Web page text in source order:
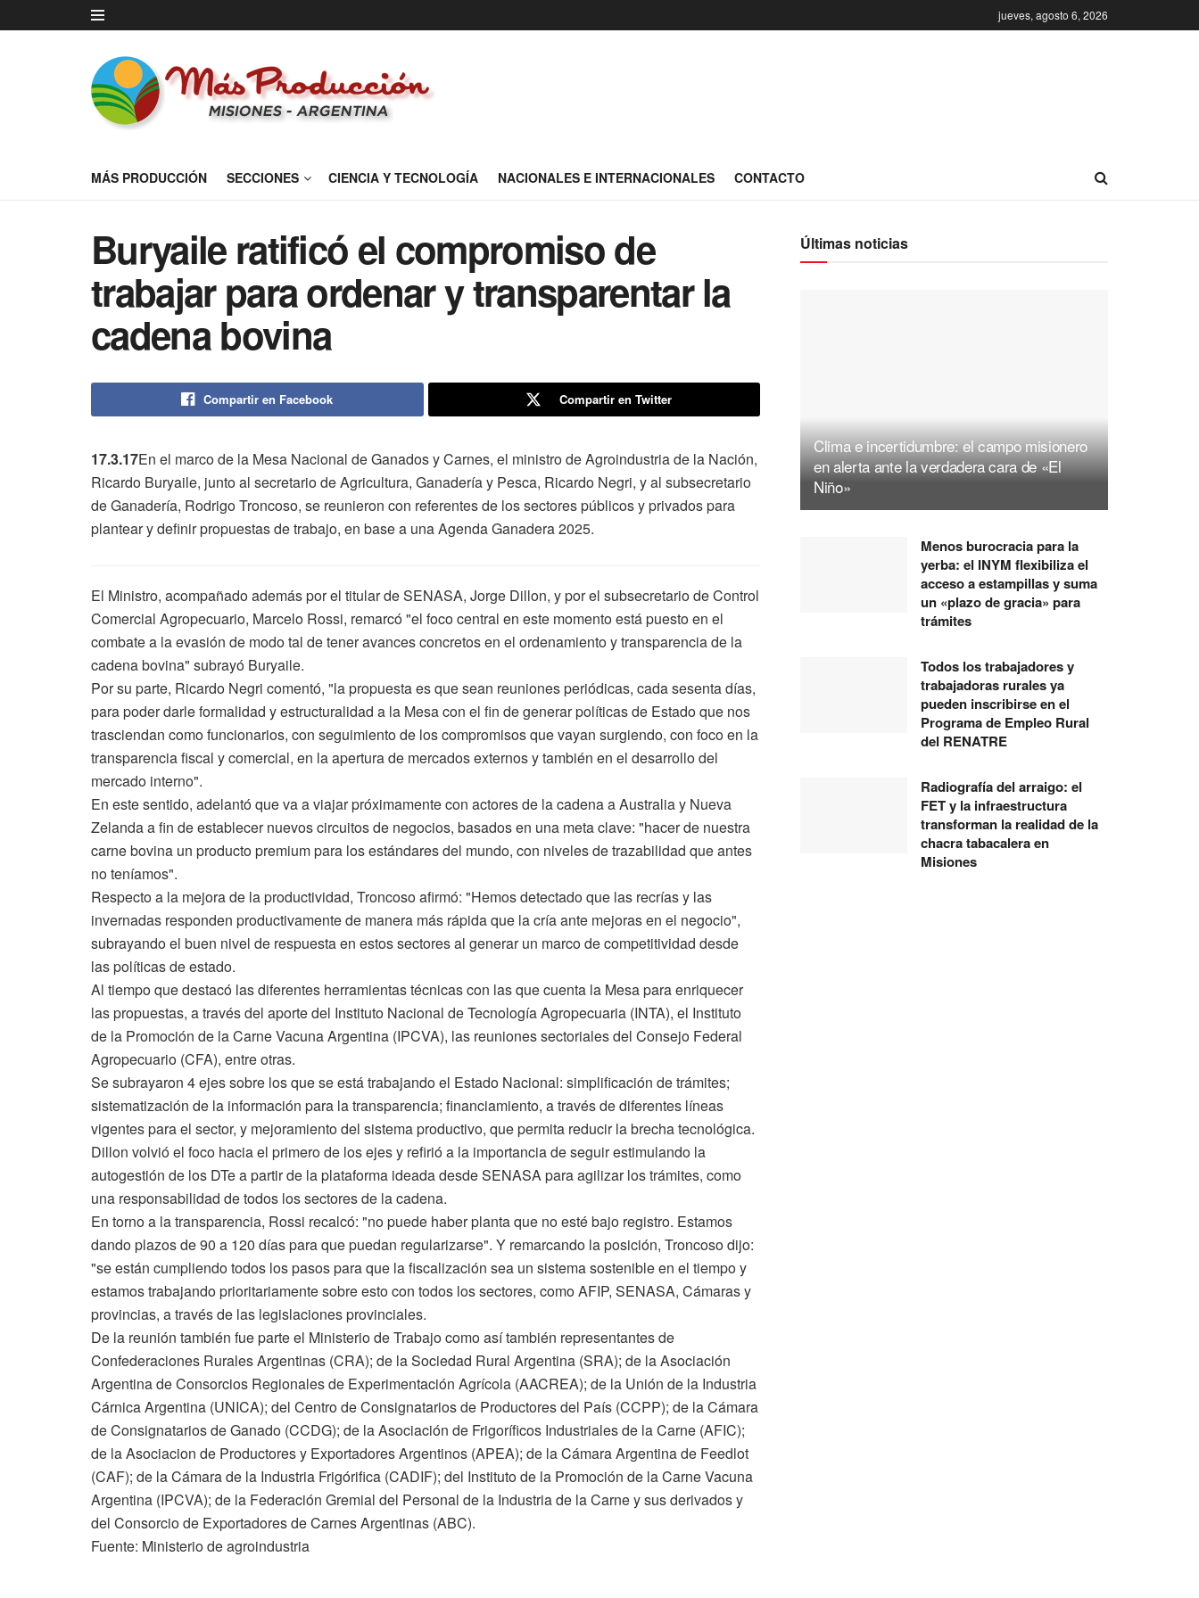
jueves, agosto 6, 2026
MÁS PRODUCCIÓN SECCIONES CIENCIA Y TECNOLOGÍA NACIONALES E INTERNACIONALES CONTACTO
Buryaile ratificó el compromiso de
trabajar para ordenar y transparentar la
cadena bovina
Compartir en Facebook Compartir en Twitter
17.3.17En el marco de la Mesa Nacional de Ganados y Carnes, el ministro de Agroindustria de la Nación,
Ricardo Buryaile, junto al secretario de Agricultura, Ganadería y Pesca, Ricardo Negri, y al subsecretario
de Ganadería, Rodrigo Troncoso, se reunieron con referentes de los sectores públicos y privados para
plantear y definir propuestas de trabajo, en base a una Agenda Ganadera 2025.
El Ministro, acompañado además por el titular de SENASA, Jorge Dillon, y por el subsecretario de Control
Comercial Agropecuario, Marcelo Rossi, remarcó "el foco central en este momento está puesto en el
combate a la evasión de modo tal de tener avances concretos en el ordenamiento y transparencia de la
cadena bovina" subrayó Buryaile.
Por su parte, Ricardo Negri comentó, "la propuesta es que sean reuniones periódicas, cada sesenta días,
para poder darle formalidad y estructuralidad a la Mesa con el fin de generar políticas de Estado que nos
trasciendan como funcionarios, con seguimiento de los compromisos que vayan surgiendo, con foco en la
transparencia fiscal y comercial, en la apertura de mercados externos y también en el desarrollo del
mercado interno".
En este sentido, adelantó que va a viajar próximamente con actores de la cadena a Australia y Nueva
Zelanda a fin de establecer nuevos circuitos de negocios, basados en una meta clave: "hacer de nuestra
carne bovina un producto premium para los estándares del mundo, con niveles de trazabilidad que antes
no teníamos".
Respecto a la mejora de la productividad, Troncoso afirmó: "Hemos detectado que las recrías y las
invernadas responden productivamente de manera más rápida que la cría ante mejoras en el negocio",
subrayando el buen nivel de respuesta en estos sectores al generar un marco de competitividad desde
las políticas de estado.
Al tiempo que destacó las diferentes herramientas técnicas con las que cuenta la Mesa para enriquecer
las propuestas, a través del aporte del Instituto Nacional de Tecnología Agropecuaria (INTA), el Instituto
de la Promoción de la Carne Vacuna Argentina (IPCVA), las reuniones sectoriales del Consejo Federal
Agropecuario (CFA), entre otras.
Se subrayaron 4 ejes sobre los que se está trabajando el Estado Nacional: simplificación de trámites;
sistematización de la información para la transparencia; financiamiento, a través de diferentes líneas
vigentes para el sector, y mejoramiento del sistema productivo, que permita reducir la brecha tecnológica.
Dillon volvió el foco hacia el primero de los ejes y refirió a la importancia de seguir estimulando la
autogestión de los DTe a partir de la plataforma ideada desde SENASA para agilizar los trámites, como
una responsabilidad de todos los sectores de la cadena.
En torno a la transparencia, Rossi recalcó: "no puede haber planta que no esté bajo registro. Estamos
dando plazos de 90 a 120 días para que puedan regularizarse". Y remarcando la posición, Troncoso dijo:
"se están cumpliendo todos los pasos para que la fiscalización sea un sistema sostenible en el tiempo y
estamos trabajando prioritariamente sobre esto con todos los sectores, como AFIP, SENASA, Cámaras y
provincias, a través de las legislaciones provinciales.
De la reunión también fue parte el Ministerio de Trabajo como así también representantes de
Confederaciones Rurales Argentinas (CRA); de la Sociedad Rural Argentina (SRA); de la Asociación
Argentina de Consorcios Regionales de Experimentación Agrícola (AACREA); de la Unión de la Industria
Cárnica Argentina (UNICA); del Centro de Consignatarios de Productores del País (CCPP); de la Cámara
de Consignatarios de Ganado (CCDG); de la Asociación de Frigoríficos Industriales de la Carne (AFIC);
de la Asociacion de Productores y Exportadores Argentinos (APEA); de la Cámara Argentina de Feedlot
(CAF); de la Cámara de la Industria Frigórifica (CADIF); del Instituto de la Promoción de la Carne Vacuna
Argentina (IPCVA); de la Federación Gremial del Personal de la Industria de la Carne y sus derivados y
del Consorcio de Exportadores de Carnes Argentinas (ABC).
Fuente: Ministerio de agroindustria
Últimas noticias
Clima e incertidumbre: el campo misionero
en alerta ante la verdadera cara de «El
Niño»
Menos burocracia para la
yerba: el INYM flexibiliza el
acceso a estampillas y suma
un «plazo de gracia» para
trámites
Todos los trabajadores y
trabajadoras rurales ya
pueden inscribirse en el
Programa de Empleo Rural
del RENATRE
Radiografía del arraigo: el
FET y la infraestructura
transforman la realidad de la
chacra tabacalera en
Misiones